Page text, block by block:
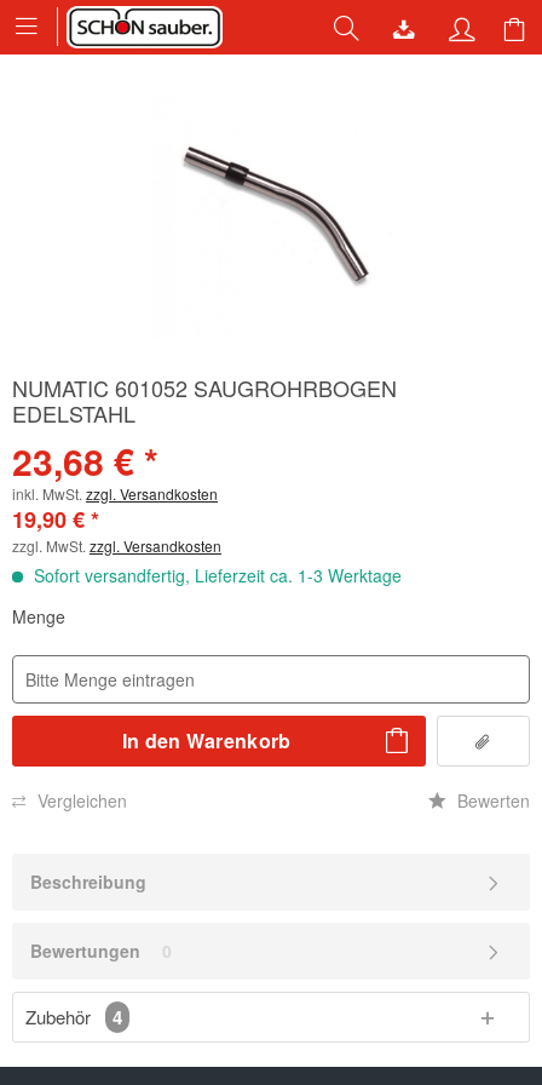
NUMATIC 601052 SAUGROHRBOGEN
EDELSTAHL
23,68 € *
inkl. MwSt. zzgl. Versandkosten
19,90 € *
zzgl. MwSt. zzgl. Versandkosten
Sofort versandfertig, Lieferzeit ca. 1-3 Werktage
Menge
In den Warenkorb
Vergleichen Bewerten
Beschreibung
Bewertungen 0
Zubehör 4